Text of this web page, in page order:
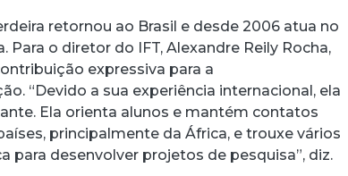
retornou ao Brasil e desde 2006 atua no
Para o diretor do IFT, Alexandre Reily Rocha,
expressiva para a
“Devido a sua experiência internacional, ela
Ela orienta alunos e mantém contatos
principalmente da África, e trouxe vários
para desenvolver projetos de pesquisa”, diz.